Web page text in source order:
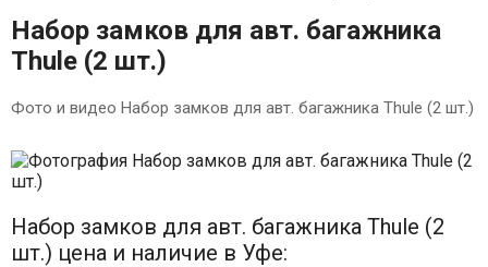
Набор замков для авт. багажника
Thule (2 шт.)
Фото и видео Набор замков для авт. багажника Thule (2 шт.)
Набор замков для авт. багажника Thule (2
шт.) цена и наличие в Уфе: